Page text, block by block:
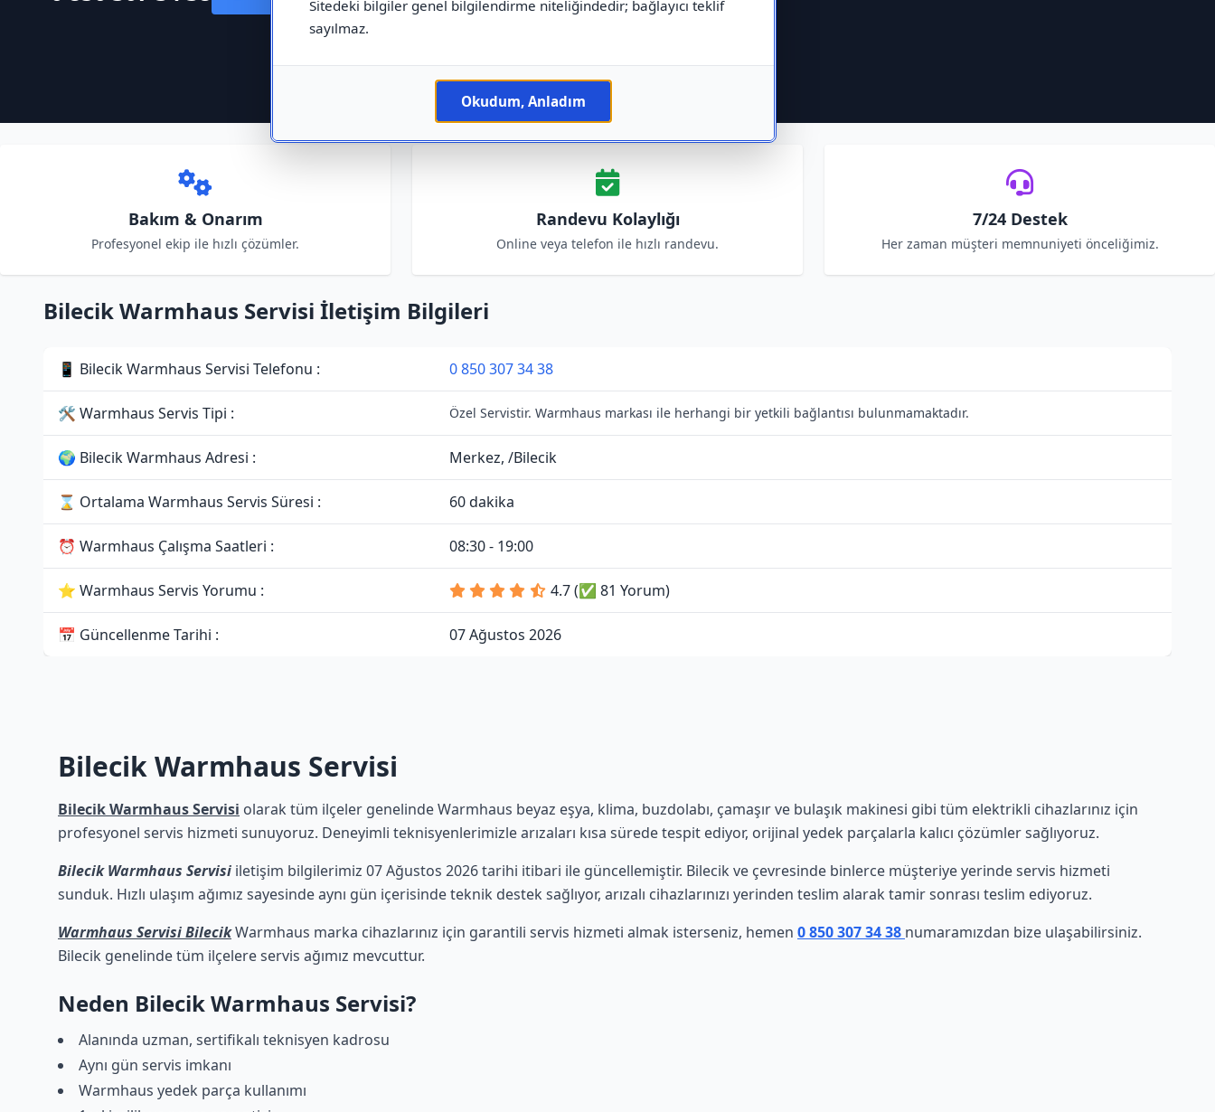
Sitedeki bilgiler genel bilgilendirme niteliğindedir; bağlayıcı teklif
sayılmaz.
Okudum, Anladım
Bakım & Onarım
Profesyonel ekip ile hızlı çözümler.
Randevu Kolaylığı
Online veya telefon ile hızlı randevu.
7/24 Destek
Her zaman müşteri memnuniyeti önceliğimiz.
Bilecik Warmhaus Servisi İletişim Bilgileri
📱 Bilecik Warmhaus Servisi Telefonu : 0 850 307 34 38
🛠 Warmhaus Servis Tipi : Özel Servistir. Warmhaus markası ile herhangi bir yetkili bağlantısı bulunmamaktadır.
🌍 Bilecik Warmhaus Adresi : Merkez, /Bilecik
⌛ Ortalama Warmhaus Servis Süresi : 60 dakika
⏰ Warmhaus Çalışma Saatleri : 08:30 - 19:00
⭐ Warmhaus Servis Yorumu : 4.7 (✅ 81 Yorum)
📅 Güncellenme Tarihi : 07 Ağustos 2026
Bilecik Warmhaus Servisi
Bilecik Warmhaus Servisi olarak tüm ilçeler genelinde Warmhaus beyaz eşya, klima, buzdolabı, çamaşır ve bulaşık makinesi gibi tüm elektrikli cihazlarınız için
profesyonel servis hizmeti sunuyoruz. Deneyimli teknisyenlerimizle arızaları kısa sürede tespit ediyor, orijinal yedek parçalarla kalıcı çözümler sağlıyoruz.
Bilecik Warmhaus Servisi iletişim bilgilerimiz 07 Ağustos 2026 tarihi itibari ile güncellemiştir. Bilecik ve çevresinde binlerce müşteriye yerinde servis hizmeti
sunduk. Hızlı ulaşım ağımız sayesinde aynı gün içerisinde teknik destek sağlıyor, arızalı cihazlarınızı yerinden teslim alarak tamir sonrası teslim ediyoruz.
Warmhaus Servisi BilecikWarmhaus marka cihazlarınız için garantili servis hizmeti almak isterseniz, hemen 0 850 307 34 38 numaramızdan bize ulaşabilirsiniz.
Bilecik genelinde tüm ilçelere servis ağımız mevcuttur.
Neden Bilecik Warmhaus Servisi?
Alanında uzman, sertifikalı teknisyen kadrosu
Aynı gün servis imkanı
Warmhaus yedek parça kullanımı